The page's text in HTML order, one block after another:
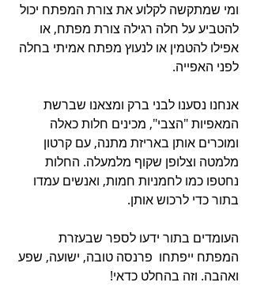
ומי שמתקשה לקלוע את צורת המפתח יכול
להטביע על חלה רגילה צורת מפתח, או
אפילו להטמין או לנעוץ מפתח אמיתי בחלה
לפני האפייה.
אנחנו נסענו לבני ברק ומצאנו שברשת
המאפיות "הצבי", מכינים חלות כאלה
ומוכרים אותן באריזת מתנה, עם קרטון
מלמטה וצלופן שקוף מלמעלה. החלות
נחטפו כמו לחמניות חמות, ואנשים עמדו
בתור כדי לרכוש אותן.
העומדים בתור ידעו לספר שבעזרת
המפתח ייפתחו  פרנסה טובה, ישועה, שפע
ואהבה. וזה בהחלט כדאי!